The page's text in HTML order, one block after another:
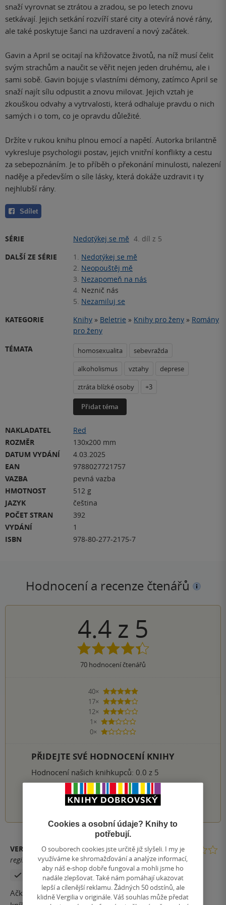
snaží vyrovnat se ztrátou a zradou, se po letech znovu
setkávají. Jejich setkání rozvíří staré city a otevírá nové rány,
ale také poskytuje šanci na uzdravení a nový začátek.
Gavin a April se ocitají na křižovatce životů, na níž musí čelit
svým strachům a naučit se věřit nejen jeden druhému, ale i
sami sobě. Gavin bojuje s vlastními démony, zatímco April se
snaží najít sílu odpustit a znovu milovat. Jejich vztah je
zkouškou odvahy a vytrvalosti, která odhaluje pravdu o nich
samých i o tom, co je opravdu důležité.
Držíte v rukou knihu plnou emocí a napětí. Autorka brilantně
vykresluje psychologii postav, jejich vnitřní konflikty a cestu
za sebepoznáním. Je to příběh o překonání minulosti, nalezení
naděje a především o síle lásky, která dokáže uzdravit i ty
nejhlubší rány.
Sdílet
SÉRIE Nedotýkej se mě 4. díl z 5
DALŠÍ ZE SÉRIE
1. Nedotýkej se mě
2. Neopouštěj mě
3. Nezapomeň na nás
4. Neznič nás
5. Nezamiluj se
KATEGORIE
Knihy » Beletrie » Knihy pro ženy » Romány
pro ženy
TÉMATA
homosexualita
sebevražda
alkoholismus
vztahy
deprese
ztráta blízké osoby
+3
Přidat téma
NAKLADATEL
Red
ROZMĚR
130x200 mm
DATUM VYDÁNÍ
4.03.2025
EAN
9788027721757
VAZBA
pevná vazba
HMOTNOST
512 g
JAZYK
čeština
POČET STRAN
392
VYDÁNÍ
1
ISBN
978-80-277-2175-7
Hodnocení a recenze čtenářů
4.4 z 5
70 hodnocení čtenářů
40×
5 hvězdiček
17×
4 hvězdičky
12×
3 hvězdičky
1×
2 hvězdičky
0×
1 hvezdička
PŘIDEJTE SVÉ HODNOCENÍ KNIHY
Hodnocení našich knihkupců: 0.0 z 5
1 2 3 4 5
VERU19
registrovaný uživatel
Zakoupil produkt
Hodnoceno z aplikace
Ačkoliv jsem se na pokračování April a Gavina těšila,
Cookies a osobní údaje? Knihy to
potřebují.
O souborech cookies jste určitě již slyšeli. I my je
využíváme ke shromažďování a analýze informací,
aby náš e-shop dobře fungoval a mohli jsme ho
nadále zlepšovat. Také nám pomáhají ukazovat
lepší a cílenější reklamu. Žádných 50 odstínů, ale
klidně Vergilia v originále. Váš souhlas může předat